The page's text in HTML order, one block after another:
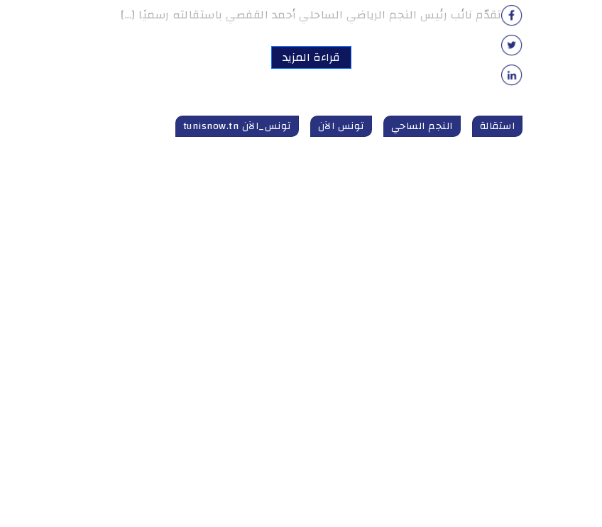
تقدّم نائب رئيس النجم الرياضي الساحلي أحمد القفصي باستقالته رسميًا […]
قراءة المزيد
استقالة النجم الساحي تونس الآن تونس_الآن tunisnow.tn